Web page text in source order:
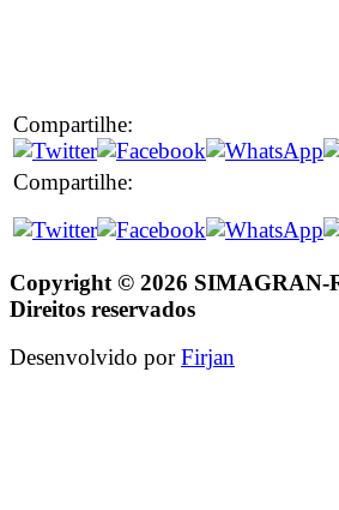
Compartilhe:
Compartilhe:
Copyright © 2026 SIMAGRAN-
Direitos reservados
Desenvolvido porFirjan